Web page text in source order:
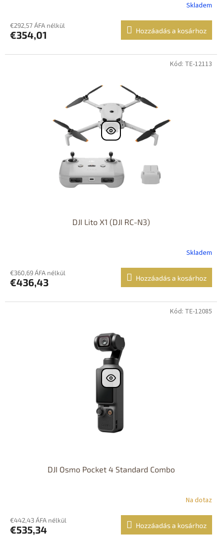
Skladem
€292,57 ÁFA nélkül
€354,01 Hozzáadás a kosárhoz
DJI Lito X1 (DJI RC-N3)
Skladem
€360,69 ÁFA nélkül
€436,43 Hozzáadás a kosárhoz
Kód: TE-12113
DJI Osmo Pocket 4 Standard Combo
Na dotaz
€442,43 ÁFA nélkül
€535,34 Hozzáadás a kosárhoz
Kód: TE-12085